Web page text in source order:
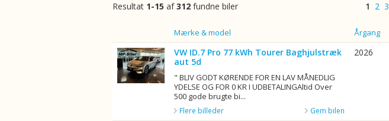
1 2 3
Resultat 1-15 af312 fundne biler
Mærke & model Årgang
VW ID.7 Pro 77 kWh Tourer Baghjulstræk
aut 5d
" BLIV GODT KØRENDE FOR EN LAV MÅNEDLIG
YDELSE OG FOR 0 KR I UDBETALINGAltid Over
500 gode brugte bi...
Gem bilen
Flere billeder
2026